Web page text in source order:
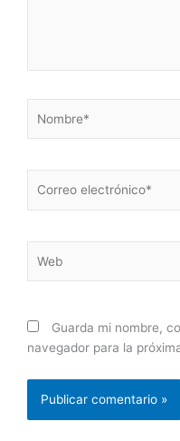
electrónico*
Guarda mi nombre,
navegador para la